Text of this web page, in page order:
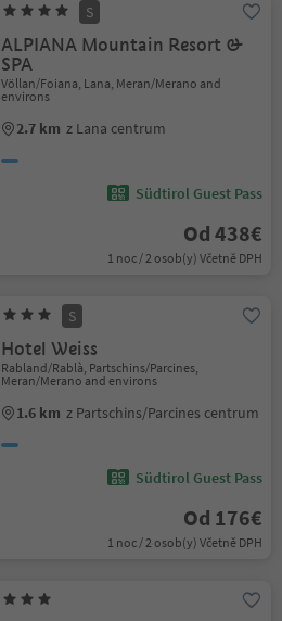
S
ALPIANA Mountain Resort &
SPA
Völlan/Foiana, Lana, Meran/Merano and
environs
2.7 km z Lana centrum
Südtirol Guest Pass
Od 438€
1 noc / 2 osob(y) Včetně DPH
S
Hotel Weiss
Rabland/Rablà, Partschins/Parcines,
Meran/Merano and environs
1.6 km z Partschins/Parcines centrum
Südtirol Guest Pass
Od 176€
1 noc / 2 osob(y) Včetně DPH